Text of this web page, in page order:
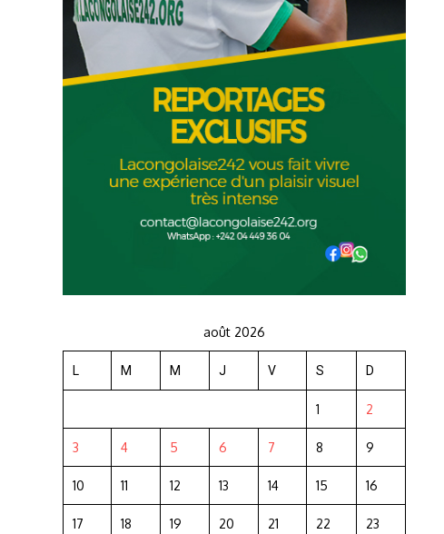
août 2026
L M M J V S D
1 2
3 4 5 6 7 8 9
10 11 12 13 14 15 16
17 18 19 20 21 22 23